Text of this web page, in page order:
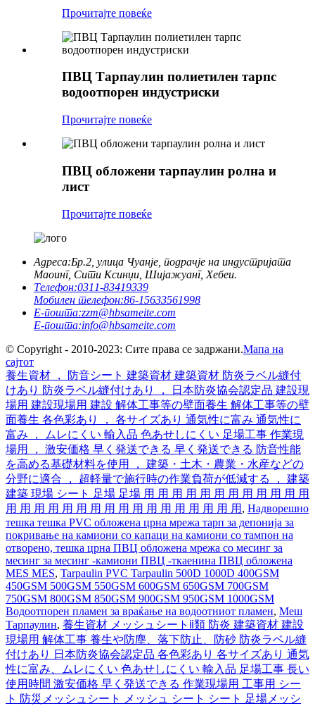
Прочитајте повеќе
ПВЦ Тарпаулин полиетилен тарпс
водоотпорен индустриски
Прочитајте повеќе
ПВЦ обложени тарпаулин ролна и
лист
Прочитајте повеќе
Адреса:Бр.2, улица Чуанје, подрачје на индустријата
Маоинг, Сити Ксинџи, Шијажуанг, Хебеи.
Телефон:0311-83419339
Мобилен телефон:86-15633561998
Е-пошта:zzm@hbsameite.com
Е-пошта:info@hbsameite.com
© Copyright - 2010-2023: Сите права се задржани.Мапа на
сајтот
養生資材 ， 防音シート 建築資材 建築資材 防炎ラベル縫付
けあり 防炎ラベル縫付けあり ， 日本防炎協会認定品 建設現
場用 建設現場用 建設 解体工事等の壁面養生 解体工事等の壁
面養生 各色彩あり ， 各サイズあり 通気性に富み 通気性に
富み ， ムレにくい 輸入品 色あせしにくい 足場工事 作業現
場用 ， 激安価格 早く発送できる 早く発送できる 防音性能
を高める基礎材料を使用 ， 建築・土木・農業・水産などの
分野に適合 ， 超軽量で施行時の作業負荷が低減する ， 建築
建築 現場 シート 足場 足場 用 用 用 用 用 用 用 用 用 用 用 用
用 用 用 用 用 用 用 用 用 用 用 用 用 用 用 用 用 , Надворешно
тешка тешка PVC обложена црна мрежа тарп за депонија за
покривање на камиони со капаци на камиони со тампон на
отворено, тешка црна ПВЦ обложена мрежа со месинг за
месинг за месинг -камиони ПВЦ -ткаенина ПВЦ обложена
MES MES, Tarpaulin PVC Tarpaulin 500D 1000D 400GSM
450GSM 500GSM 550GSM 600GSM 650GSM 700GSM
750GSM 800GSM 850GSM 900GSM 950GSM 1000GSM
Водоотпорен пламен за враќање на водоотниот пламен, Меш
Тарпаулин, 養生資材 メッシュシートⅱ類 防炎 建築資材 建設
現場用 解体工事 養生や防塵、落下防止、防砂 防炎ラベル縫
付けあり 日本防炎協会認定品 各色彩あり 各サイズあり 通気
性に富み、ムレにくい 色あせしにくい 輸入品 足場工事 長い
使用時間 激安価格 早く発送できる 作業現場用 工事用 シー
ト 防災メッシュシート メッシュ シート シート 足場メッシ